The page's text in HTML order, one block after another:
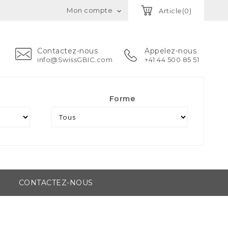
Article(0)
Mon compte 
Contactez-nous
info@SwissGBIC.com
Appelez-nous
+41 44 500 85 51
Forme
CONTACTEZ-NOUS